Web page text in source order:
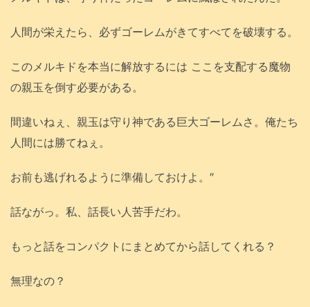
人間が栄えたら、必ずゴーレムがきてすべてを破壊する。
このメルキドを本当に解放するには ここを支配する魔物
の親玉を倒す必要がある。
間違いねぇ、親玉は守り神である巨大ゴーレムさ。俺たち
人間には勝てねぇ。
お前も逃げれるように準備しておけよ。″
話ながっ。私、話長い人苦手だわ。
もっと話をコンパクトにまとめてから話してくれる？
無理なの？